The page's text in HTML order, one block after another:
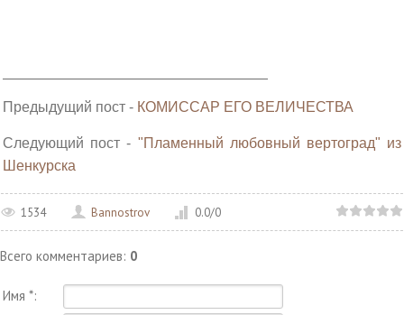
Предыдущий пост - КОМИССАР ЕГО ВЕЛИЧЕСТВА
Следующий пост - "Пламенный любовный вертоград" из
Шенкурска
1534 Bannostrov 0.0/0
Всего комментариев: 0
Имя *: